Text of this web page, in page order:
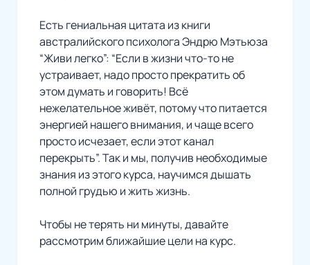
Есть гениальная цитата из книги
австралийского психолога Эндрю Мэтьюза
“Живи легко”: “Если в жизни что-то не
устраивает, надо просто прекратить об
этом думать и говорить! Всё
нежелательное живёт, потому что питается
энергией нашего внимания, и чаще всего
просто исчезает, если этот канал
перекрыть”.Так и мы, получив необходимые
знания из этого курса, научимся дышать
полной грудью и жить жизнь.
Чтобы не терять ни минуты, давайте
рассмотрим ближайшие цели на курс.